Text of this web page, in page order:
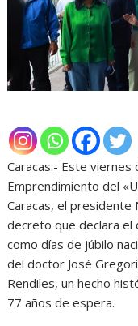
Caracas.- Este viernes
Emprendimiento del
Caracas, el presidente
decreto que declara el
como días de júbilo
del doctor José
Rendiles, un hecho
77 años de espera.